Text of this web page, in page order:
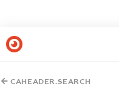
CAHEADER.SEARCH